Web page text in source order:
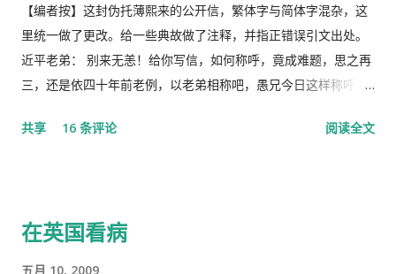
着比七千人大会更重要的现实意义，也被称为是一次伟大的会
议。 网上许多人在用各种方式吹嘘和吹捧这次大会的伟大意义，
并且格外的强调这次会议中最重要的党的主席的长篇讲话，是一
个鼓舞人心、英明正确的战略部署，为世界指明了防治疫情的方
特色社会主义制度的伟大胜利。“体现了”党中央对疫情形势的判
四处红旗飘舞，高举红宝书，三呼领袖“万岁、万岁、万万岁”的
【编者按】这封伪托薄熙来的公开信，繁体字与简体字混杂，这
里统一做了更改。给一些典故做了注释，并指正错误引文出处。
近平老弟： 别来无恙！给你写信，如何称呼，竟成难题，思之再
三，还是依四十年前老例，以老弟相称吧，愚兄今日这样称呼
些难分难解的缘由，作为中共老一辈革命家的第一代传人，我俩
迁势易，成王败寇，你已居庙堂之颠颐指气使，拱为一尊，而我
共享 16 条评论 阅读全文
在英国看病
五月 10, 2009